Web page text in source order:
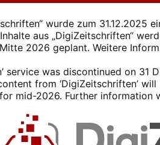
wurde zum 31.12.2025
aus „DigiZeitschriften“
2026 geplant. Weitere
service was discontinued on 31
from ‘DigiZeitschriften’
mid-2026. Further information